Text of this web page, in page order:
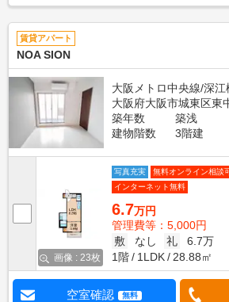
賃貸アパート
NOA SION
大阪メトロ中央線/深
大阪府大阪市城東区東
築年数
築浅
建物階数
3階建
画像 : 23枚
写真充実
無料オンライン相談
インターネット無料
6.7万円
管理費等：5,000円
敷
なし 礼
6.7万
1階
1LDK 28.88㎡
空室確認 無料